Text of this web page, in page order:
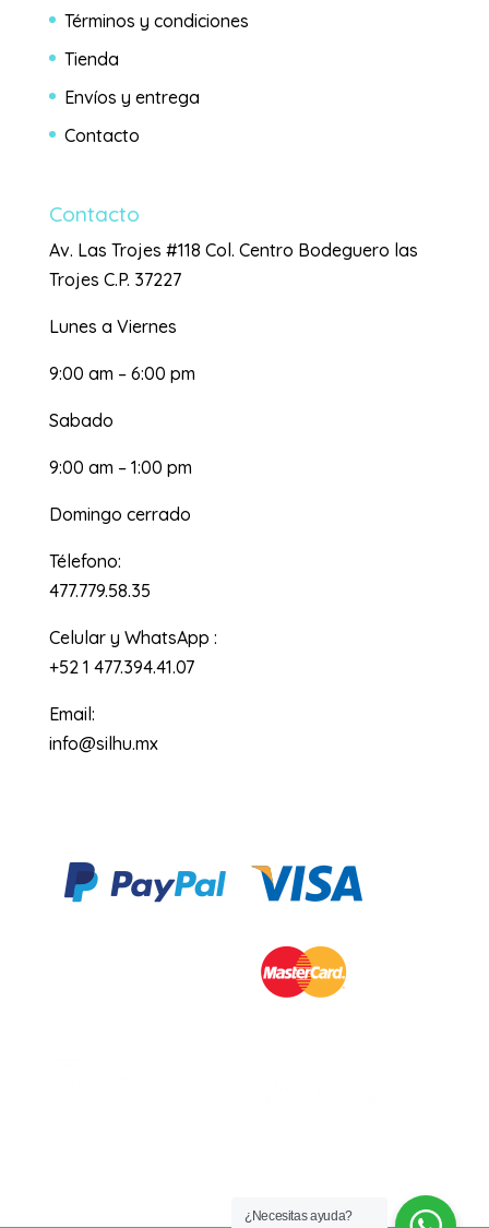
Términos y condiciones
Tienda
Envíos y entrega
Contacto
Contacto
Av. Las Trojes #118 Col. Centro Bodeguero las
Trojes C.P. 37227
Lunes a Viernes
9:00 am – 6:00 pm
Sabado
9:00 am – 1:00 pm
Domingo cerrado
Télefono:
477.779.58.35
Celular y WhatsApp :
+52 1 477.394.41.07
Email:
info@silhu.mx
¿Necesitas ayuda?